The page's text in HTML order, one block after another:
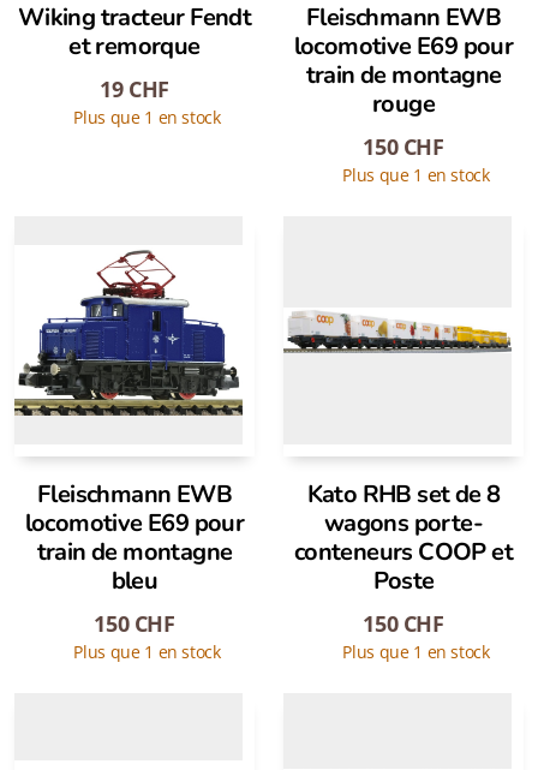
Wiking tracteur Fendt
et remorque
19CHF
Plus que 1 en stock
Fleischmann EWB
locomotive E69 pour
train de montagne
rouge
150CHF
Plus que 1 en stock
Fleischmann EWB
locomotive E69 pour
train de montagne
bleu
150CHF
Plus que 1 en stock
Kato RHB set de 8
wagons porte-
conteneurs COOP et
Poste
150CHF
Plus que 1 en stock